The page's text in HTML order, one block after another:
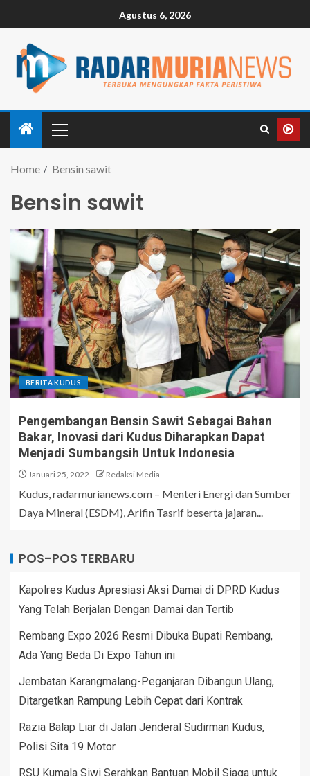
Agustus 6, 2026
Home Bensin sawit
Bensin sawit
BERITA KUDUS
Pengembangan Bensin Sawit Sebagai Bahan
Bakar, Inovasi dari Kudus Diharapkan Dapat
Menjadi Sumbangsih Untuk Indonesia
Januari 25, 2022 Redaksi Media
Kudus, radarmurianews.com – Menteri Energi dan Sumber
Daya Mineral (ESDM), Arifin Tasrif beserta jajaran...
POS-POS TERBARU
Kapolres Kudus Apresiasi Aksi Damai di DPRD Kudus
Yang Telah Berjalan Dengan Damai dan Tertib
Rembang Expo 2026 Resmi Dibuka Bupati Rembang,
Ada Yang Beda Di Expo Tahun ini
Jembatan Karangmalang-Peganjaran Dibangun Ulang,
Ditargetkan Rampung Lebih Cepat dari Kontrak
Razia Balap Liar di Jalan Jenderal Sudirman Kudus,
Polisi Sita 19 Motor
RSU Kumala Siwi Serahkan Bantuan Mobil Siaga untuk